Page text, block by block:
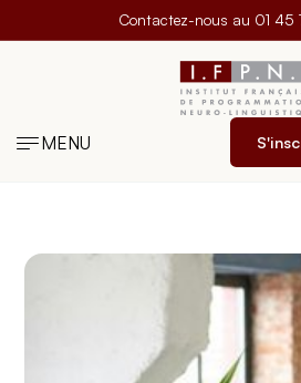
Contactez-nous au 01 45
MENU